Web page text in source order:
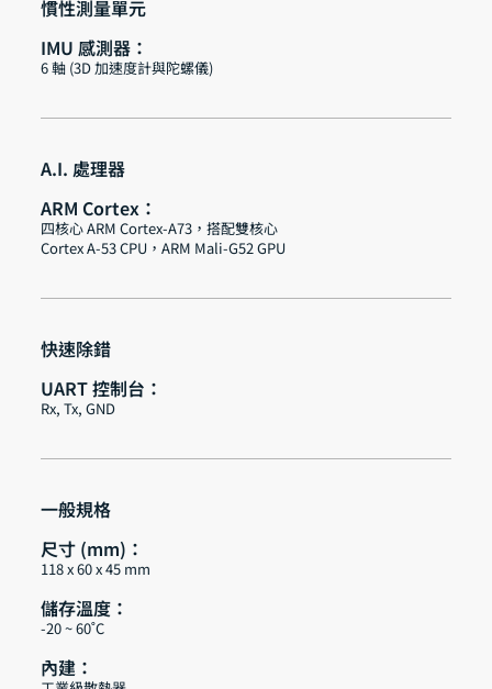
慣性測量單元
IMU 感測器：
6 軸 (3D 加速度計與陀螺儀)
A.I. 處理器
ARM Cortex：
​四核心 ARM Cortex-A73，搭配雙核心
Cortex A-53 CPU，ARM Mali-G52 GPU
快速除錯
UART 控制台：
Rx, Tx, GND
一般規格
尺寸 (mm)：
118 x 60 x 45 mm
儲存溫度：
-20 ~ 60˚C
內建：